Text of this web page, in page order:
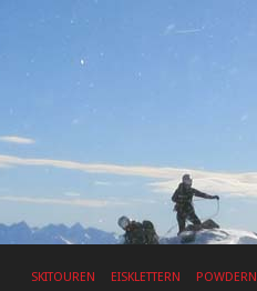
SKITOUREN EISKLETTERN POWDERN